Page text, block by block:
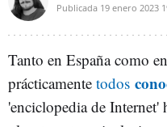
Publicada 19 enero 2023
Tanto en España como
prácticamente todos
'enciclopedia de